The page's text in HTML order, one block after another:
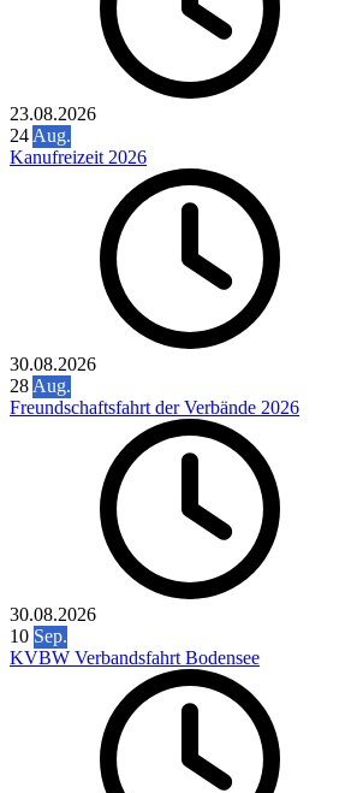
23.08.2026
24 Aug.
Kanufreizeit 2026
30.08.2026
28 Aug.
Freundschaftsfahrt der Verbände 2026
30.08.2026
10 Sep.
KVBW Verbandsfahrt Bodensee